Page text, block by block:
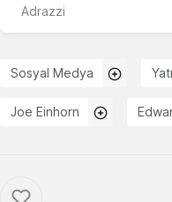
Adrazzi
Sosyal Medya
Joe Einhorn